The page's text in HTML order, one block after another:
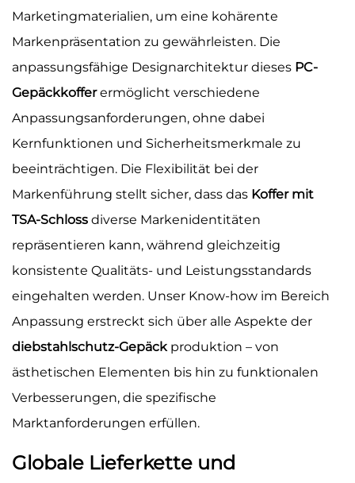
Marketingmaterialien, um eine kohärente
Markenpräsentation zu gewährleisten. Die
anpassungsfähige Designarchitektur dieses PC-
Gepäckkofferermöglicht verschiedene
Anpassungsanforderungen, ohne dabei
Kernfunktionen und Sicherheitsmerkmale zu
beeinträchtigen. Die Flexibilität bei der
Markenführung stellt sicher, dass das Koffer mit
TSA-Schloss diverse Markenidentitäten
repräsentieren kann, während gleichzeitig
konsistente Qualitäts- und Leistungsstandards
eingehalten werden. Unser Know-how im Bereich
Anpassung erstreckt sich über alle Aspekte der
diebstahlschutz-Gepäck produktion – von
ästhetischen Elementen bis hin zu funktionalen
Verbesserungen, die spezifische
Marktanforderungen erfüllen.
Globale Lieferkette und